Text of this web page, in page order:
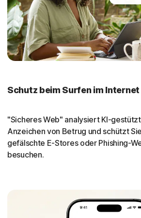
Schutz beim Surfen im Internet
"Sicheres Web" analysiert KI-
Anzeichen von Betrug und schützt
gefälschte E-Stores oder Phishing-
besuchen.